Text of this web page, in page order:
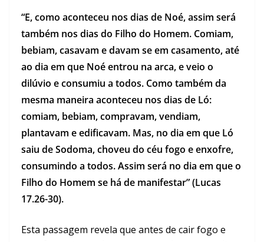
“E, como aconteceu nos dias de Noé, assim será
também nos dias do Filho do Homem. Comiam,
bebiam, casavam e davam se em casamento, até
ao dia em que Noé entrou na arca, e veio o
dilúvio e consumiu a todos. Como também da
mesma maneira aconteceu nos dias de Ló:
comiam, bebiam, compravam, vendiam,
plantavam e edificavam. Mas, no dia em que Ló
saiu de Sodoma, choveu do céu fogo e enxofre,
consumindo a todos. Assim será no dia em que o
Filho do Homem se há de manifestar” (Lucas
17.26-30).
Esta passagem revela que antes de cair fogo e